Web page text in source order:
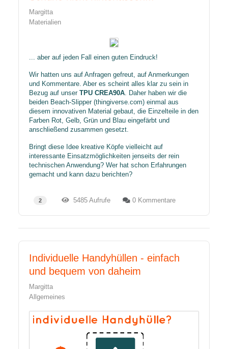
Margitta
Materialien
... aber auf jeden Fall einen guten Eindruck!
Wir hatten uns auf Anfragen gefreut, auf Anmerkungen
und Kommentare. Aber es scheint alles klar zu sein in
Bezug auf unserTPU CREA90A . Daher haben wir die
beiden Beach-Slipper (thingiverse.com) einmal aus
diesem innovativen Material gebaut, die Einzelteile in den
Farben Rot, Gelb, Grün und Blau eingefärbt und
anschließend zusammen gesetzt.
Bringt diese Idee kreative Köpfe vielleicht auf
interessante Einsatzmöglichkeiten jenseits der rein
technischen Anwendung? Wer hat schon Erfahrungen
gemacht und kann dazu berichten?
2 5485 Aufrufe 0 Kommentare
Individuelle Handyhüllen - einfach
und bequem von daheim
Margitta
Allgemeines